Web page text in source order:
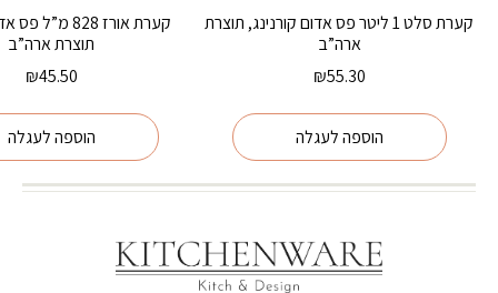
קערת סלט 1 ליטר פס אדום קורנינג, תוצרת
ארה”ב
₪55.30
הוספה לעגלה
קערת אורז 828
תוצרת ארה”ב
₪45.50
הוספה לעגלה